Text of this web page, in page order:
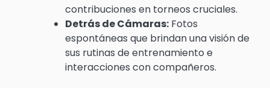
contribuciones en torneos cruciales.
Detrás de Cámaras: Fotos
espontáneas que brindan una visión de
sus rutinas de entrenamiento e
interacciones con compañeros.